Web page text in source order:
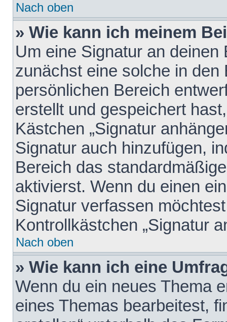
Nach oben
» Wie kann ich meinem
Um eine Signatur an
zunächst eine solche in den
persönlichen Bereich
erstellt und gespeichert
Kästchen „Signatur
Signatur auch hinzufügen,
Bereich das
aktivierst. Wenn du einen
Signatur verfassen
Kontrollkästchen „Signatur
Nach oben
» Wie kann ich eine
Wenn du ein neues Thema
eines Themas bearbeitest,